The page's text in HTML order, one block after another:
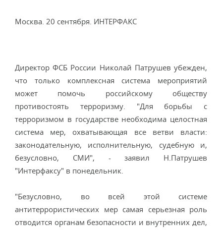
Москва. 20 сентября. ИНТЕРФАКС
Директор ФСБ России Николай Патрушев убежден,
что только комплексная система мероприятий
может помочь российскому обществу
противостоять терроризму. "Для борьбы с
терроризмом в государстве необходима целостная
система мер, охватывающая все ветви власти:
законодательную, исполнительную, судебную и,
безусловно, СМИ", - заявил Н.Патрушев
"Интерфаксу" в понедельник.
"Безусловно, во всей этой системе
антитеррористических мер самая серьезная роль
отводится органам безопасности и внутренних дел,